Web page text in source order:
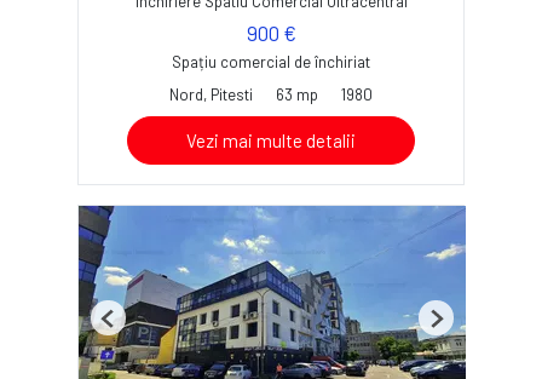
900 €
Spațiu comercial de închiriat
Nord, Pitesti
63 mp 1980
Vezi mai multe detalii
Previous Next